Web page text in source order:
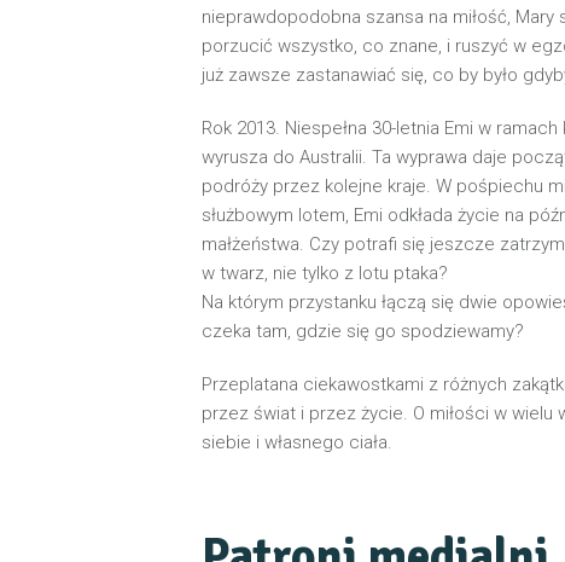
nieprawdopodobna szansa na miłość,
porzucić wszystko, co znane, i ruszyć w
już zawsze zastanawiać się, co by było
Rok 2013. Niespełna 30-letnia Emi w
wyrusza do Australii. Ta wyprawa daje
podróży przez kolejne kraje. W pośpiechu
służbowym lotem, Emi odkłada życie na
małżeństwa. Czy potrafi się jeszcze
w twarz, nie tylko z lotu ptaka?
Na którym przystanku łączą się dwie
czeka tam, gdzie się go spodziewamy?
Przeplatana ciekawostkami z różnych
przez świat i przez życie. O miłości w wielu
siebie i własnego ciała.